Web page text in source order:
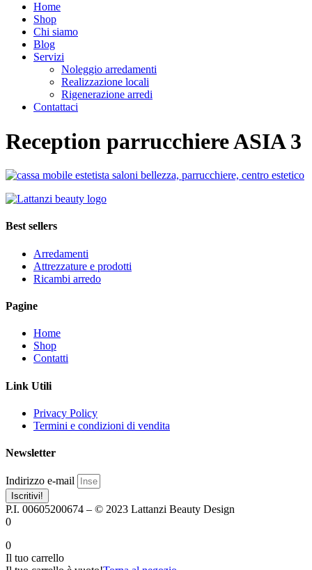
Home
Shop
Chi siamo
Blog
Servizi
Noleggio arredamenti
Realizzazione locali
Rigenerazione arredi
Contattaci
Reception parrucchiere ASIA 3
Best sellers
Arredamenti
Attrezzature e prodotti
Ricambi arredo
Pagine
Home
Shop
Contatti
Link Utili
Privacy Policy
Termini e condizioni di vendita
Newsletter
Indirizzo e-mail
Iscritivi!
P.I. 00605200674 – © 2023 Lattanzi Beauty Design
0
0
Il tuo carrello